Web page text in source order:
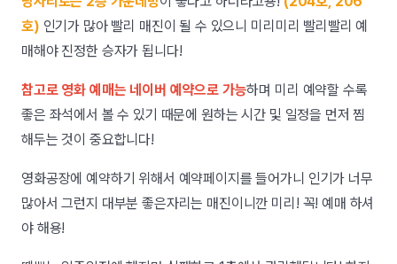
호) 인기가 많아 빨리 매진이 될 수 있으니 미리미리 빨리빨리 예
매해야 진정한 승자가 됩니다!
참고로 영화 예매는 네이버 예약으로 가능하며 미리 예약할 수록
좋은 좌석에서 볼 수 있기 때문에 원하는 시간 및 일정을 먼저 찜
해두는 것이 중요합니다!
영화공장에 예약하기 위해서 예약페이지를 들어가니 인기가 너무
많아서 그런지 대부분 좋은자리는 매진이니깐 미리! 꼭! 예매 하셔
야 해용!